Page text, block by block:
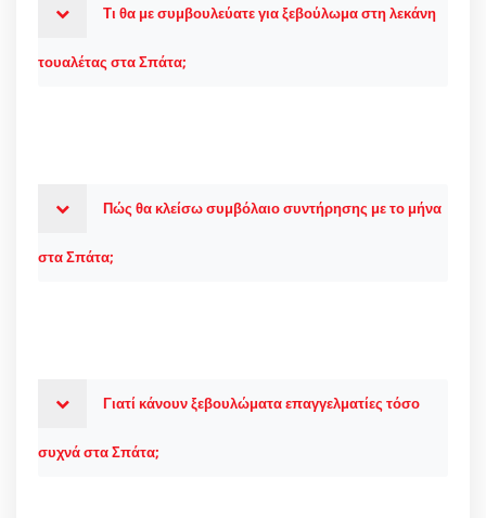
Τι θα με συμβουλεύατε για ξεβούλωμα στη λεκάνη
τουαλέτας στα Σπάτα;
Πώς θα κλείσω συμβόλαιο συντήρησης με το μήνα
στα Σπάτα;
Γιατί κάνουν ξεβουλώματα επαγγελματίες τόσο
συχνά στα Σπάτα;